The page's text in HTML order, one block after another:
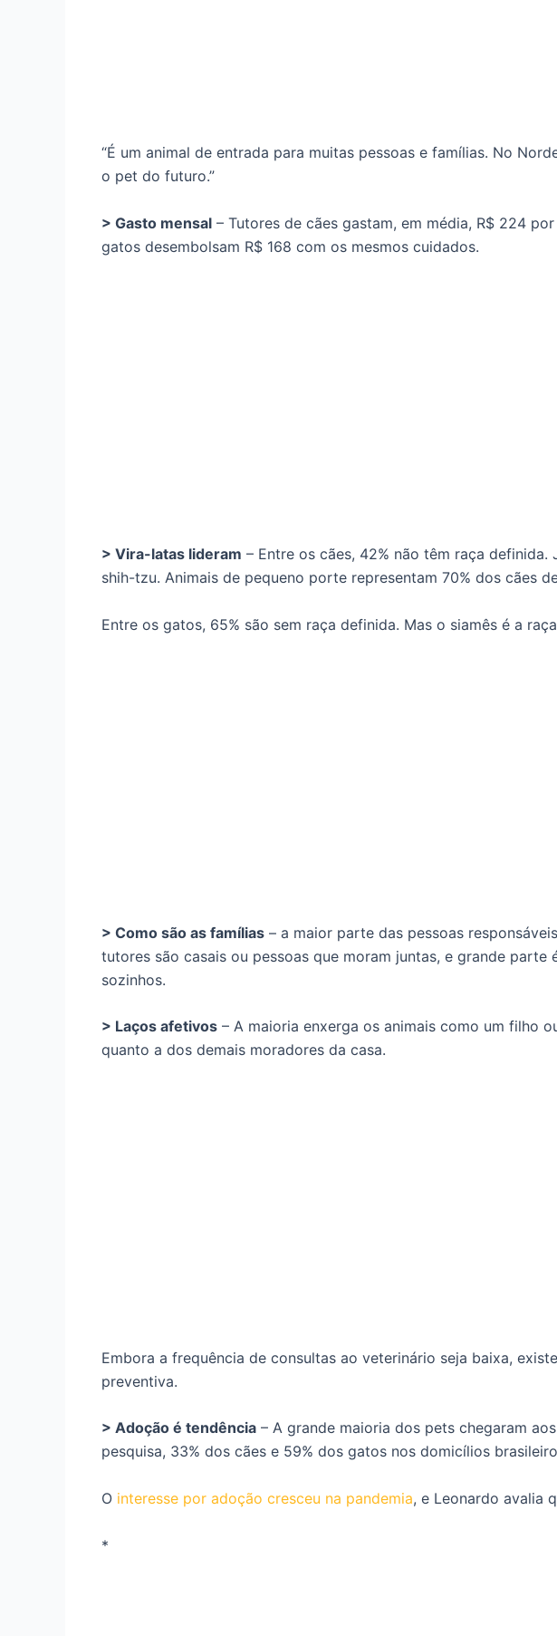
“É um animal de entrada para muitas pessoas e famílias. No
o pet do futuro.”
> Gasto mensal – Tutores de cães gastam, em média, R$ 224
gatos desembolsam R$ 168 com os mesmos cuidados.
> Vira-latas lideram – Entre os cães, 42% não têm raça
shih-tzu. Animais de pequeno porte representam 70% dos cães
Entre os gatos, 65% são sem raça definida. Mas o siamês é a
> Como são as famílias – a maior parte das pessoas
tutores são casais ou pessoas que moram juntas, e grande
sozinhos.
> Laços afetivos – A maioria enxerga os animais como um filho
quanto a dos demais moradores da casa.
Embora a frequência de consultas ao veterinário seja baixa,
preventiva.
> Adoção é tendência – A grande maioria dos pets chegaram
pesquisa, 33% dos cães e 59% dos gatos nos domicílios
O interesse por adoção cresceu na pandemia, e Leonardo avalia
*